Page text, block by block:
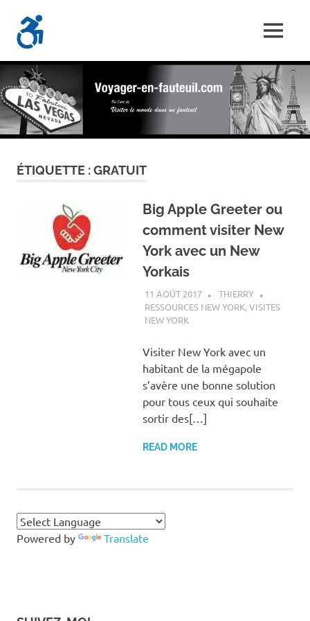
content
En-
Fauteuil.com
Aventures
d'un
handi-
voyageur
MENU
ÉTIQUETTE :GRATUIT
Big Apple Greeter ou
comment visiter New
York avec un New
Yorkais
11 AOÛT 2017
THIERRY
RESSOURCES NEW YORK,VISITES
NEW YORK
Visiter New York avec un
habitant de la mégapole
s’avère une bonne solution
pour tous ceux qui souhaite
sortir des[…]
READ MORE
Powered by Translate